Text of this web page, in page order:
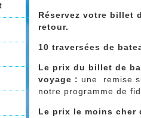
Réservez votre billet
retour.
10 traversées de
Le prix du billet de
voyage : une remise
notre programme de
Le prix le moins cher